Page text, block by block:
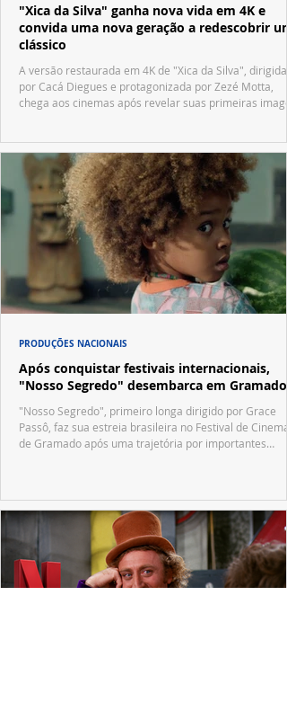
"Xica da Silva" ganha nova vida em 4K e
convida uma nova geração a redescobrir um
clássico
A versão restaurada em 4K de "Xica da Silva", dirigida
por Cacá Diegues e protagonizada por Zezé Motta,
chega aos cinemas após revelar suas primeiras
Após conquistar festivais internacionais,
"Nosso Segredo" desembarca em Gramado
"Nosso Segredo", primeiro longa dirigido por Grace
Passô, faz sua estreia brasileira no Festival de Cinema
de Gramado após uma trajetória por importantes
PRODUÇÕES NACIONAIS